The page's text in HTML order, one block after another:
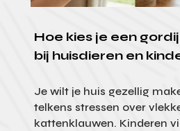
Hoe kies je een
bij huisdieren en
Je wilt je huis gezellig
telkens stressen over
kattenklauwen. Kinderen